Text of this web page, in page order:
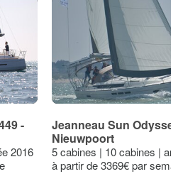
-
2016
Jeanneau Sun
Nieuwpoort
5 cabines | 10 cabines |
à partir de 3369€ par